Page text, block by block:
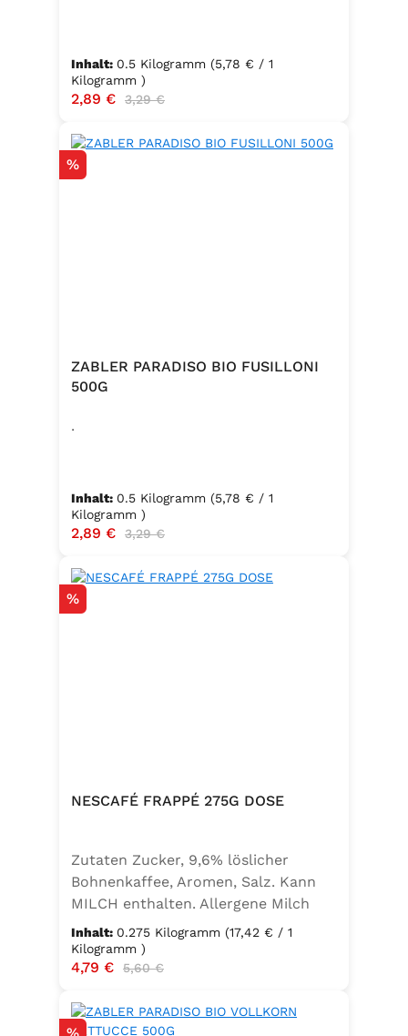
Inhalt: 0.5 Kilogramm (5,78 € / 1
Kilogramm )
Verkaufspreis:
2,89 € Regulärer Preis:
3,29 €
Rabatt
%
ZABLER PARADISO BIO FUSILLONI
500G
.
Inhalt: 0.5 Kilogramm (5,78 € / 1
Kilogramm )
Verkaufspreis:
2,89 € Regulärer Preis:
3,29 €
Rabatt
%
NESCAFÉ FRAPPÉ 275G DOSE
Zutaten Zucker, 9,6% löslicher
Bohnenkaffee, Aromen, Salz. Kann
MILCH enthalten. Allergene Milch
und daraus gewonnene Erzeugnisse
Inhalt: 0.275 Kilogramm (17,42 € / 1
Kilogramm )
Verkaufspreis:
4,79 € Regulärer Preis:
5,60 €
Rabatt
%